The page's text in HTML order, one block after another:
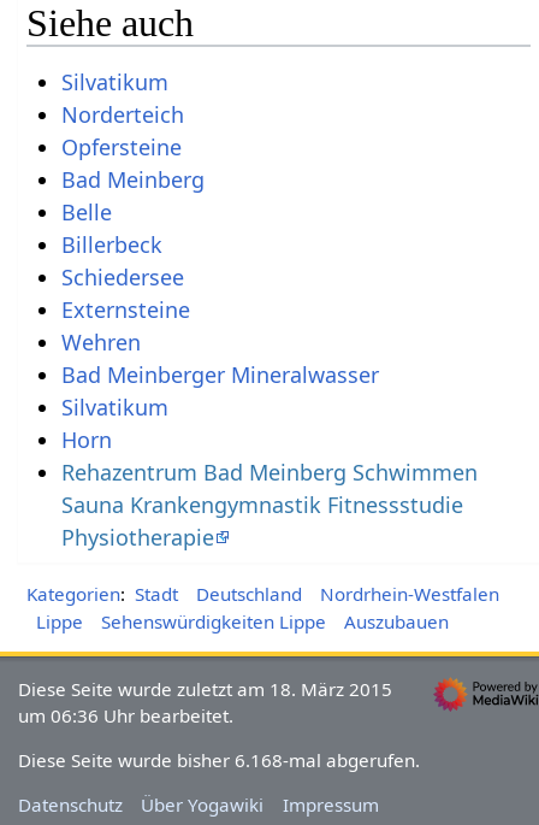
Siehe auch
Silvatikum
Norderteich
Opfersteine
Bad Meinberg
Belle
Billerbeck
Schiedersee
Externsteine
Wehren
Bad Meinberger Mineralwasser
Silvatikum
Horn
Rehazentrum Bad Meinberg Schwimmen
Sauna Krankengymnastik Fitnessstudie
Physiotherapie
Kategorien: Stadt Deutschland
Nordrhein-Westfalen
Lippe
Sehenswürdigkeiten Lippe Auszubauen
Diese Seite wurde zuletzt am 18. März 2015
um 06:36 Uhr bearbeitet.
Diese Seite wurde bisher 6.168-mal abgerufen.
Datenschutz
Über Yogawiki Impressum